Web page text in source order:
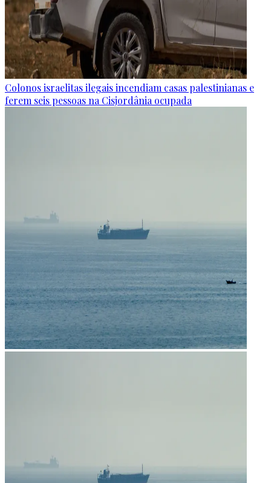
Colonos israelitas ilegais incendiam casas palestinianas e
ferem seis pessoas na Cisjordânia ocupada